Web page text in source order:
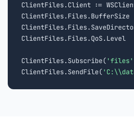
ClientFiles.Client :=
ClientFiles.Subscribe( 'files'
ClientFiles.SendFile(